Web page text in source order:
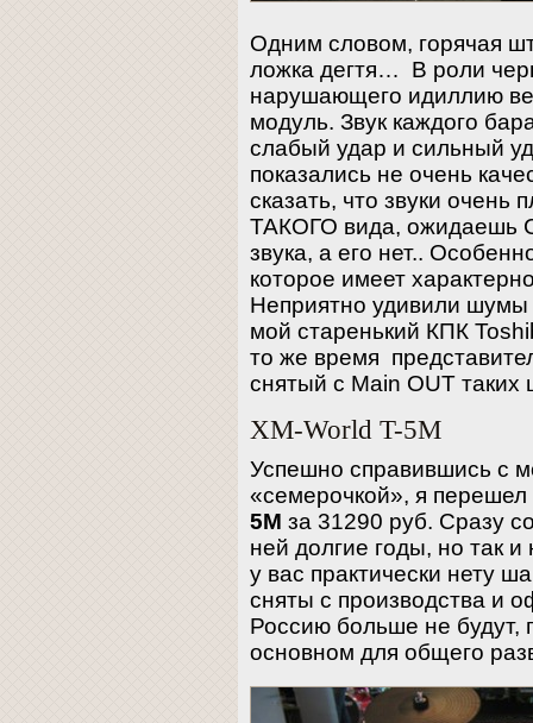
Одним словом, горячая
ложка дегтя… В роли
нарушающего идиллию
модуль. Звук каждого
слабый удар и сильный
показались не очень
сказать, что звуки очень
ТАКОГО вида,
звука, а его нет..
которое имеет
Неприятно удивили
мой старенький КПК
то же время
снятый с Main OUT
XM-World T-5M
Успешно справившись с
«семерочкой», я
5M за 31290 руб. Сразу
ней долгие годы, но так и
у вас практически нету
сняты с производства и
Россию больше не будут,
основном для общего